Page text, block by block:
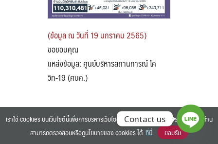
Search
(ข้อมูล ณ วันที่ 19 มกราคม 2565)
ขอขอบคุณ
แหล่งข้อมูล: ศูนย์บริหารสถานการณ์ โค
วิท-19 (ศบค.)
©2025 BANGKOK UNIVERSITY. ALL RIGHTS RESERVED.
เราใช้ cookies บนเว็บไซต์นี้เพื่อการบริหารเว็บไซต์ และเพิ่มประสิทธิภาพการใช้งานของท่าน
สามารถตรวจสอบหรือดูนโยบายของ cookies ได้ ที่นี่ ยอมรับ
Contact us